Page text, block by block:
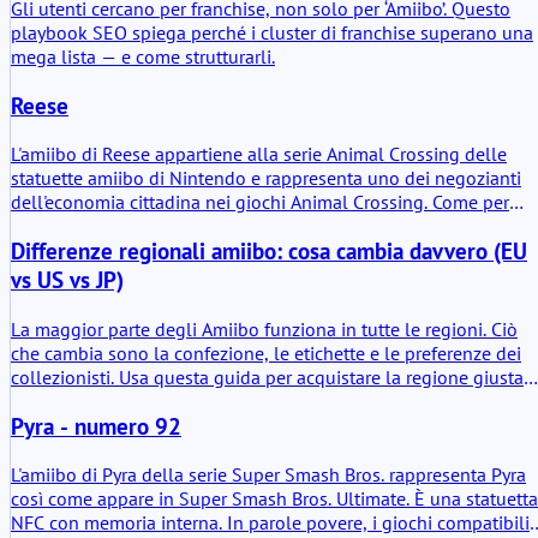
gioco legate alla stessa Fuffi.
Gli utenti cercano per franchise, non solo per ‘Amiibo’. Questo
playbook SEO spiega perché i cluster di franchise superano una
mega lista — e come strutturarli.
Reese
L'amiibo di Reese appartiene alla serie Animal Crossing delle
statuette amiibo di Nintendo e rappresenta uno dei negozianti
dell'economia cittadina nei giochi Animal Crossing. Come per
di plastica in sé e più nel chip NFC all'interno della base.
viene scansionata con sistemi Nintendo compatibili, la statuetta
attiva piccole interazioni di gioco, sblocca apparizioni di
personaggi o abilita dialoghi e oggetti aggiuntivi a seconda del
titolo.
Differenze regionali amiibo: cosa cambia davvero (EU
vs US vs JP)
La maggior parte degli Amiibo funziona in tutte le regioni. Ciò
che cambia sono la confezione, le etichette e le preferenze dei
collezionisti. Usa questa guida per acquistare la regione giusta
Pyra - numero 92
L'amiibo di Pyra della serie Super Smash Bros. rappresenta Pyra
così come appare in Super Smash Bros. Ultimate. È una statuetta
NFC con memoria interna. In parole povere, i giochi compatibili